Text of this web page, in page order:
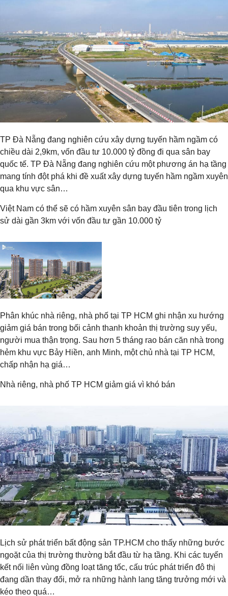
TP Đà Nẵng đang nghiên cứu xây dựng tuyến hầm ngầm có
chiều dài 2,9km, vốn đầu tư 10.000 tỷ đồng đi qua sân bay
quốc tế. TP Đà Nẵng đang nghiên cứu một phương án hạ tầng
mang tính đột phá khi đề xuất xây dựng tuyến hầm ngầm xuyên
qua khu vực sân…
Việt Nam có thể sẽ có hầm xuyên sân bay đầu tiên trong lịch
sử dài gần 3km với vốn đầu tư gần 10.000 tỷ
Phân khúc nhà riêng, nhà phố tại TP HCM ghi nhận xu hướng
giảm giá bán trong bối cảnh thanh khoản thị trường suy yếu,
người mua thận trọng. Sau hơn 5 tháng rao bán căn nhà trong
hẻm khu vực Bảy Hiền, anh Minh, một chủ nhà tại TP HCM,
chấp nhận hạ giá…
Nhà riêng, nhà phố TP HCM giảm giá vì khó bán
Lịch sử phát triển bất động sản TP.HCM cho thấy những bước
ngoặt của thị trường thường bắt đầu từ hạ tầng. Khi các tuyến
kết nối liên vùng đồng loạt tăng tốc, cấu trúc phát triển đô thị
đang dần thay đổi, mở ra những hành lang tăng trưởng mới và
kéo theo quá…